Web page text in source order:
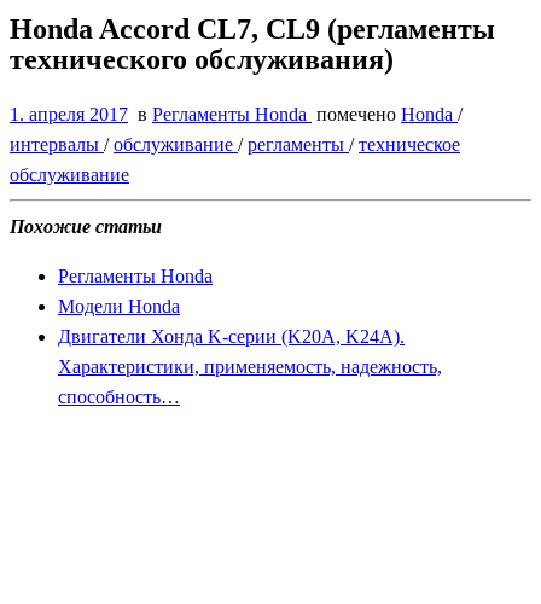
Honda Accord CL7, CL9 (регламенты
технического обслуживания)
1. апреля 2017 в Регламенты Honda помечено Honda /
интервалы /обслуживание /регламенты /техническое
обслуживание
Похожие статьи
Регламенты Honda
Модели Honda
Двигатели Хонда K-серии (K20A, K24A).
Характеристики, применяемость, надежность,
способность…